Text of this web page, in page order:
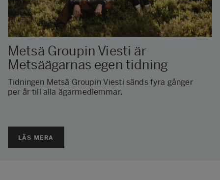
Metsä Groupin Viesti är
Metsäägarnas egen tidning
Tidningen Metsä Groupin Viesti sänds fyra gånger
per år till alla ägarmedlemmar.
LÄS MERA